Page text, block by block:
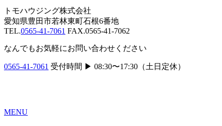
ン
トモハウジング株式会社
愛知県豊田市若林東町石根6番地
TEL.0565-41-7061 FAX.0565-41-7062
なんでもお気軽にお問い合わせください
0565-41-7061 受付時間 ▶︎ 08:30〜17:30（土日定休）
MENU